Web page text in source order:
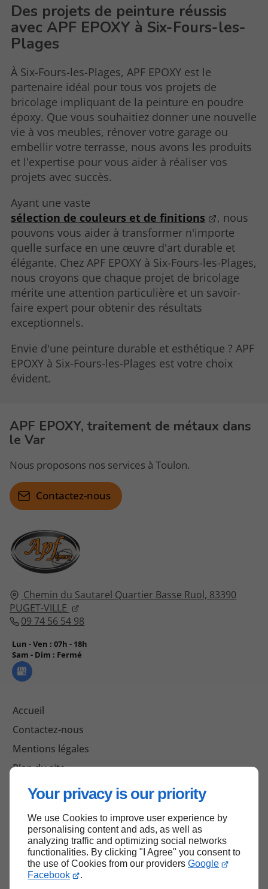
Your privacy is our priority
We use Cookies to improve user experience by
personalising content and ads, as well as
analyzing traffic and optimizing social networks
functionalities. By clicking "I Agree" you consent to
the use of Cookies from our providers Google
Facebook
.
Des projets de peinture réussis
avec APF EPOXY à Six-Fours-les-
Plages
À Six-Fours-les-Plages, APF EPOXY est le
partenaire idéal pour tous vos projets de
bricolage impliquant de la peinture en poudre
époxy. Que vous souhaitiez donner une nouvelle
vie à vos meubles, rénover votre garage ou
embellir votre terrasse, nous avons les produits
et l'expertise pour vous aider à réaliser vos
projets avec succès.
Ayant une vaste
sélection de couleurs et de finitions
, nous
pouvons vous aider à transformer n'importe
quelle surface en une œuvre d'art durable et
élégante. Chez APF EPOXY à Six-Fours-les-Plages,
nous croyons que chaque projet de bricolage
mérite une attention particulière et un savoir-
faire expert pour obtenir des résultats
exceptionnels.
Envie d'une peinture durable et esthétique ? APF
EPOXY à Six-Fours-les-Plages est votre choix
évident.
Chemin du Sautarel Quartier Basse Ruol, 83390
PUGET-VILLE
09 74 56 54 98
Lun - Ven : 07h - 18h
Sam - Dim : Fermé
Accueil
Contactez-nous
Mentions légales
Plan du site
APF EPOXY, traitement de métaux dans
le Var
Nous proposons nos services à Toulon.
Contactez-nous
Haut de page